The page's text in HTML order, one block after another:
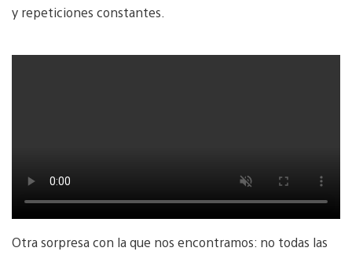
y repeticiones constantes.
Otra sorpresa con la que nos encontramos: no todas las